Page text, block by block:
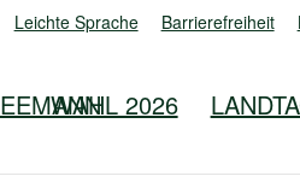
Leichte Sprache Barrierefreiheit
WAHL 2026